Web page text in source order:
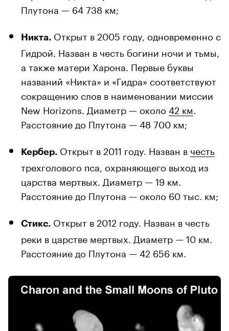
Плутона — 64 738 км;
Никта. Открыт в 2005 году, одновременно с
Гидрой. Назван в честь богини ночи и тьмы,
а также матери Харона. Первые буквы
названий «Никта» и «Гидра» соответствуют
сокращению слов в наименовании миссии
New Horizons. Диаметр — около42 км
Расстояние до Плутона — 48 700 км;
Кербер. Открыт в 2011 году. Назван в честь
трехголового пса, охраняющего выход из
царства мертвых. Диаметр — 19 км.
Расстояние до Плутона — около 60 тыс. км;
Стикс. Открыт в 2012 году. Назван в честь
реки в царстве мертвых. Диаметр — 10 км.
Расстояние до Плутона — 42 656 км.